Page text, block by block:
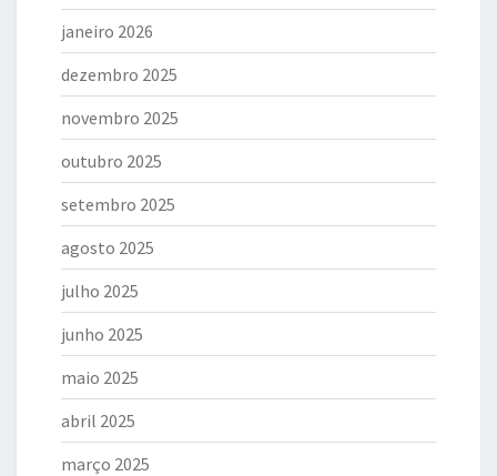
janeiro 2026
dezembro 2025
novembro 2025
outubro 2025
setembro 2025
agosto 2025
julho 2025
junho 2025
maio 2025
abril 2025
março 2025